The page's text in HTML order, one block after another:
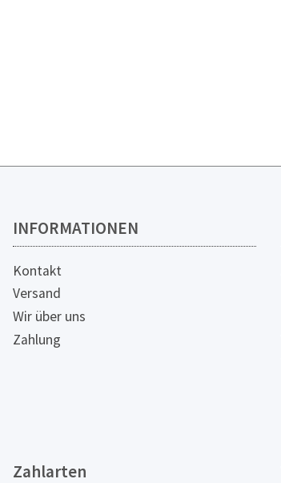
INFORMATIONEN
Kontakt
Versand
Wir über uns
Zahlung
Zahlarten